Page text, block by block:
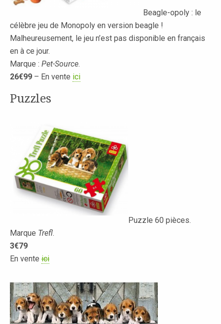
Beagle-opoly : le
célèbre jeu de Monopoly en version beagle !
Malheureusement, le jeu n’est pas disponible en français
en à ce jour.
Marque : Pet-Source.
26€99 – En vente ici
Puzzles
Puzzle 60 pièces.
Marque Trefl.
3€79
En vente ici